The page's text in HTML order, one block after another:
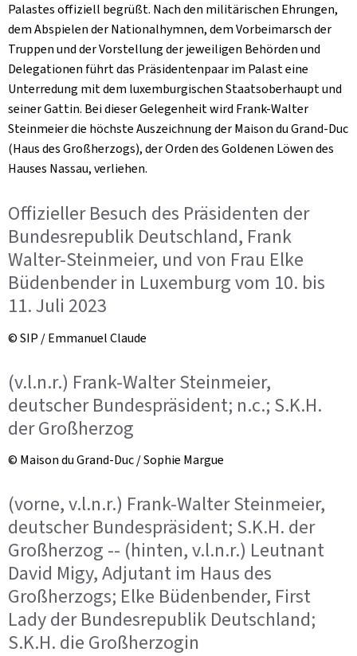
Palastes offiziell begrüßt. Nach den militärischen Ehrungen,
dem Abspielen der Nationalhymnen, dem Vorbeimarsch der
Truppen und der Vorstellung der jeweiligen Behörden und
Delegationen führt das Präsidentenpaar im Palast eine
Unterredung mit dem luxemburgischen Staatsoberhaupt und
seiner Gattin. Bei dieser Gelegenheit wird Frank-Walter
Steinmeier die höchste Auszeichnung der Maison du Grand-Duc
(Haus des Großherzogs), der Orden des Goldenen Löwen des
Hauses Nassau, verliehen.
Offizieller Besuch des Präsidenten der
Bundesrepublik Deutschland, Frank
Walter-Steinmeier, und von Frau Elke
Büdenbender in Luxemburg vom 10. bis
11. Juli 2023
© SIP / Emmanuel Claude
(v.l.n.r.) Frank-Walter Steinmeier,
deutscher Bundespräsident; n.c.; S.K.H.
der Großherzog
© Maison du Grand-Duc / Sophie Margue
(vorne, v.l.n.r.) Frank-Walter Steinmeier,
deutscher Bundespräsident; S.K.H. der
Großherzog -- (hinten, v.l.n.r.) Leutnant
David Migy, Adjutant im Haus des
Großherzogs; Elke Büdenbender, First
Lady der Bundesrepublik Deutschland;
S.K.H. die Großherzogin